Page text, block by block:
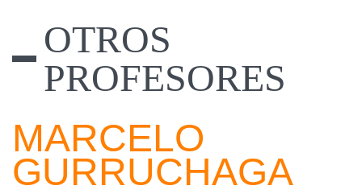
OTROS
PROFESORES
MARCELO
GURRUCHAGA